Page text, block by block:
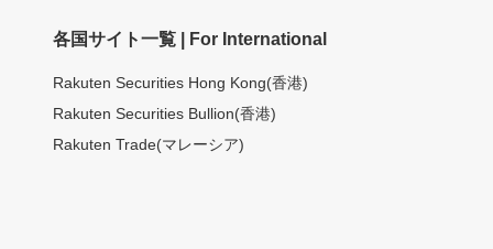
各国サイト一覧 | For International
Rakuten Securities Hong Kong(香港)
Rakuten Securities Bullion(香港)
Rakuten Trade(マレーシア)